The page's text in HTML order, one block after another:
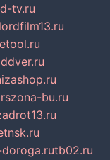
tv.ru
lordfilm13.ru
bu.ru
tb02.ru